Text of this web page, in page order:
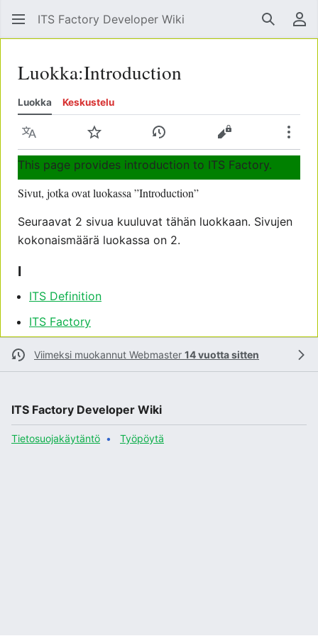
ITS Factory Developer Wiki Hae
Luokka:Introduction
Luokka Keskustelu
Kieli Tarkkaile Näytä historiaNäytä lähdekoodi
Lisää
This page provides introduction to ITS Factory.
Sivut, jotka ovat luokassa ”Introduction”
Seuraavat 2 sivua kuuluvat tähän luokkaan. Sivujen
kokonaismäärä luokassa on 2.
I
ITS Definition
ITS Factory
Viimeksi muokannut Webmaster 14 vuotta sitten
ITS Factory Developer Wiki
Tietosuojakäytäntö Työpöytä